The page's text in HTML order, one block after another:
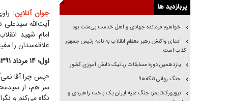
جوان آنلاین:
امامِ شهید
علاقه‌مندان را
اول؛ ۱۴ مرداد ۱۳۹۱
«پس چرا آقا
سر هم، از
نگاه می‌کنم و
پربازدید ها
خواهرم فرمانده جهادی و اهل خدمت بی‌منت بود
ادعای واکنش رهبر معظم انقلاب به نامه رئیس جمهور
کذب است
یازدهمین دوره مسابقات رباتیک دانش آموزی کشور
جنگ روانی تنگه‌ها!
نیویورک‌تایمز: جنگ علیه ایران یک باخت راهبردی و